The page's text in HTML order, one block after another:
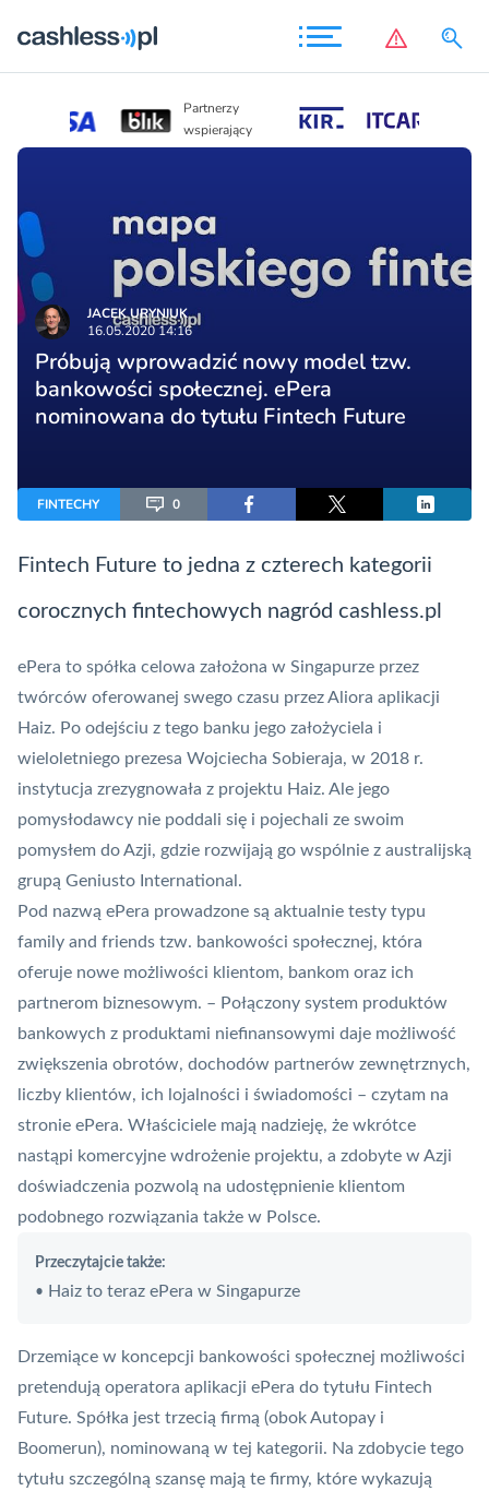
Partnerzy
wspierający
JACEK URYNIUK
16.05.2020 14:16
Próbują wprowadzić nowy model tzw.
bankowości społecznej. ePera
nominowana do tytułu Fintech Future
FINTECHY 0
Fintech Future to jedna z czterech kategorii
corocznych fintechowych nagród cashless.pl
ePera to spółka celowa założona w Singapurze przez
twórców oferowanej swego czasu przez Aliora aplikacji
Haiz. Po odejściu z tego banku jego założyciela i
wieloletniego prezesa Wojciecha Sobieraja, w 2018 r.
instytucja zrezygnowała z projektu Haiz. Ale jego
pomysłodawcy nie poddali się i pojechali ze swoim
pomysłem do Azji, gdzie rozwijają go wspólnie z australijską
grupą Geniusto International.
Pod nazwą ePera prowadzone są aktualnie testy typu
family and friends tzw. bankowości społecznej, która
oferuje nowe możliwości klientom, bankom oraz ich
partnerom biznesowym. – Połączony system produktów
bankowych z produktami niefinansowymi daje możliwość
zwiększenia obrotów, dochodów partnerów zewnętrznych,
liczby klientów, ich lojalności i świadomości – czytam na
stronie ePera. Właściciele mają nadzieję, że wkrótce
nastąpi komercyjne wdrożenie projektu, a zdobyte w Azji
doświadczenia pozwolą na udostępnienie klientom
podobnego rozwiązania także w Polsce.
Przeczytajcie także:
• Haiz to teraz ePera w Singapurze
Drzemiące w koncepcji bankowości społecznej możliwości
pretendują operatora aplikacji ePera do tytułu Fintech
Future. Spółka jest trzecią firmą (obokAutopay i
Boomerun), nominowaną w tej kategorii. Na zdobycie tego
tytułu szczególną szansę mają te firmy, które wykazują